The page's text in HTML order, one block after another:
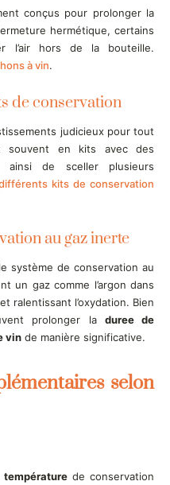
conçus pour prolonger la
hermétique, certains
l’air hors de la bouteille.
à vin.
de conservation
judicieux pour tout
souvent en kits avec des
ainsi de sceller plusieurs
kits de conservation
au gaz inerte
système de conservation au
un gaz comme l’argon dans
ralentissant l’oxydation. Bien
prolonger la duree de
vin de manière significative.
selon
température de conservation